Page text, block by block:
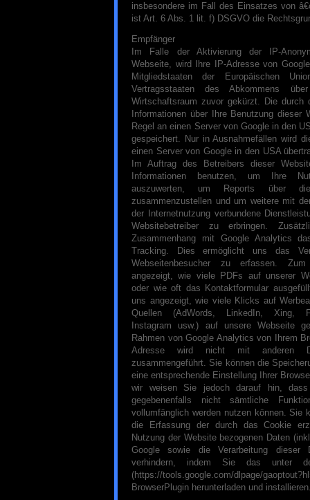
insbesondere im Fall des Einsatzes von
ist Art. 6 Abs. 1 lit. f) DSGVO die
Empfänger
Im Falle der Aktivierung der IP-
Webseite, wird Ihre IP-Adresse von
Mitgliedstaaten der Europäischen
Vertragsstaaten des Abkommens
Wirtschaftsraum zuvor gekürzt. Die durch
Informationen über Ihre Benutzung dieser
Regel an einen Server von Google in den
gespeichert. Nur in Ausnahmefällen wird
einen Server von Google in den USA
Im Auftrag des Betreibers dieser
Informationen benutzen, um Ihre
auszuwerten, um Reports über die
zusammenzustellen und um weitere mit
der Internetnutzung verbundene
Websitebetreiber zu erbringen.
Zusammenhang mit Google Analytics
Tracking. Dies ermöglicht uns das
Webseitenbesucher zu erfassen.
angezeigt, wie viele PDFs auf unserer
oder wie oft das Kontaktformular
uns angezeigt, wie viele Klicks auf
Quellen (AdWords, LinkedIn, Xing,
Instagram usw.) auf unsere Webseite
Rahmen von Google Analytics von Ihrem
Adresse wird nicht mit anderen
zusammengeführt. Sie können die
eine entsprechende Einstellung Ihrer
wir weisen Sie jedoch darauf hin,
gegebenenfalls nicht sämtliche
vollumfänglich werden nutzen können. Sie
die Erfassung der durch das Cookie
Nutzung der Website bezogenen Daten
Google sowie die Verarbeitung dieser
verhindern, indem Sie das unter
(https://tools.google.com/dlpage/
BrowserPlugin herunterladen und